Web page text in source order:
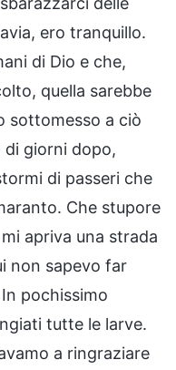
ero tranquillo.
di Dio e che,
quella sarebbe
sottomesso a ciò
di giorni dopo,
di passeri che
Che stupore
apriva una strada
non sapevo far
pochissimo
tutte le larve.
a ringraziare